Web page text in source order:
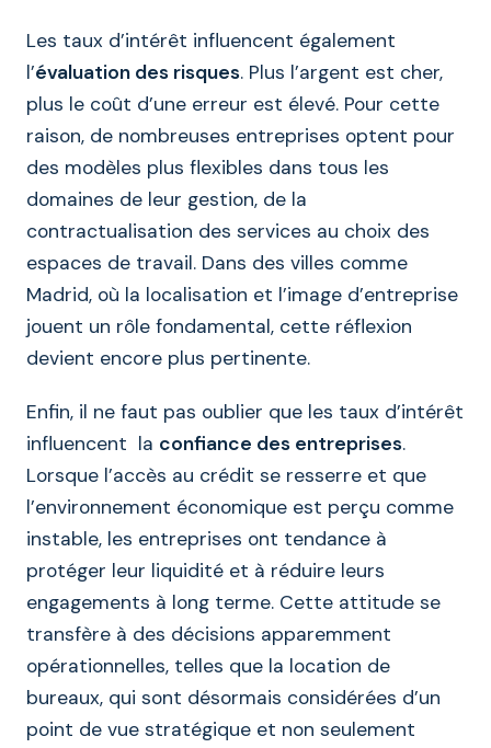
Les taux d’intérêt influencent également
l’évaluation des risques. Plus l’argent est cher,
plus le coût d’une erreur est élevé. Pour cette
raison, de nombreuses entreprises optent pour
des modèles plus flexibles dans tous les
domaines de leur gestion, de la
contractualisation des services au choix des
espaces de travail. Dans des villes comme
Madrid, où la localisation et l’image d’entreprise
jouent un rôle fondamental, cette réflexion
devient encore plus pertinente.
Enfin, il ne faut pas oublier que les taux d’intérêt
influencent la confiance des entreprises.
Lorsque l’accès au crédit se resserre et que
l’environnement économique est perçu comme
instable, les entreprises ont tendance à
protéger leur liquidité et à réduire leurs
engagements à long terme. Cette attitude se
transfère à des décisions apparemment
opérationnelles, telles que la location de
bureaux, qui sont désormais considérées d’un
point de vue stratégique et non seulement